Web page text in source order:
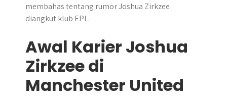
membahas tentang rumor Joshua Zirkzee
diangkut klub EPL.
Awal Karier Joshua
Zirkzee di
Manchester United